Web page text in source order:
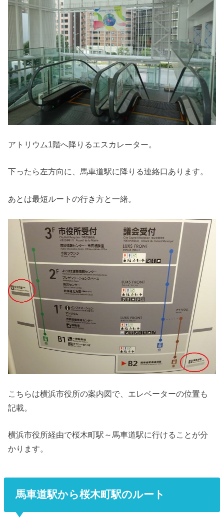
アトリウム1階へ降りるエスカレーター。
下ったら左方向に、馬車道駅に降りる連絡口あります。
あとは最短ルートの行き方と一緒。
こちらは横浜市役所の案内図で、エレベーターの位置も
記載。
横浜市役所経由で桜木町駅～馬車道駅に行けることが分
かります。
馬車道駅から桜木町駅のルート